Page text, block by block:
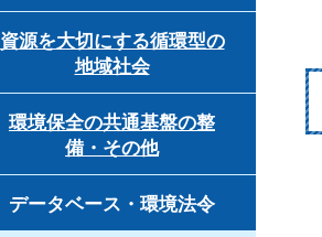
資源を大切にする循環型の
地域社会
環境保全の共通基盤の整
備・その他
データベース・環境法令